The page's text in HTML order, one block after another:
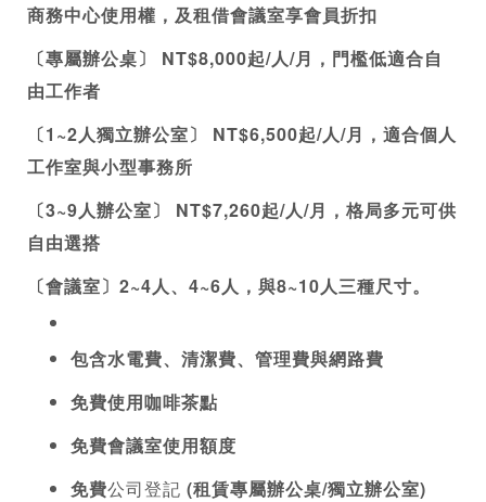
商務中心使用權，及租借會議室享會員折扣
〔專屬辦公桌〕
NT$8,000起/人/月，門檻低適合自
由工作者
〔1~2人獨立辦公室〕
NT$6,500起/人/月，適合個人
工作室與小型事務所
〔3~9人辦公室〕
NT$7,260起/人/月，格局多元可供
自由選搭
〔會議室〕 2~4人、4~6人，與8~10人三種尺寸。
包含水電費、清潔費、管理費與網路費
免費使用咖啡茶點
免費會議室使用額度
免費公司登記 (租賃專屬辦公桌/獨立辦公室)